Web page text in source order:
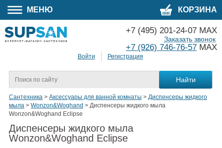
МЕНЮ КОРЗИНА
Войти Регистрация
+7 (495) 201-24-07 MAX
+7 (926) 746-76-57 MAX
Заказать звонок
Сантехника > Аксессуары для ванной комнаты > Диспенсеры жидкого
мыла > Wonzon&Woghand > Диспенсеры жидкого мыла
Wonzon&Woghand Eclipse
Диспенсеры жидкого мыла
Wonzon&Woghand Eclipse